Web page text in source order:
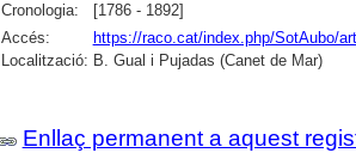
Cronologia:
[1786 - 1892]
Accés:
https://raco.cat/index.php/SotAubo/
Localització: B. Gual i Pujadas (Canet de Mar)
Enllaç permanent a aquest